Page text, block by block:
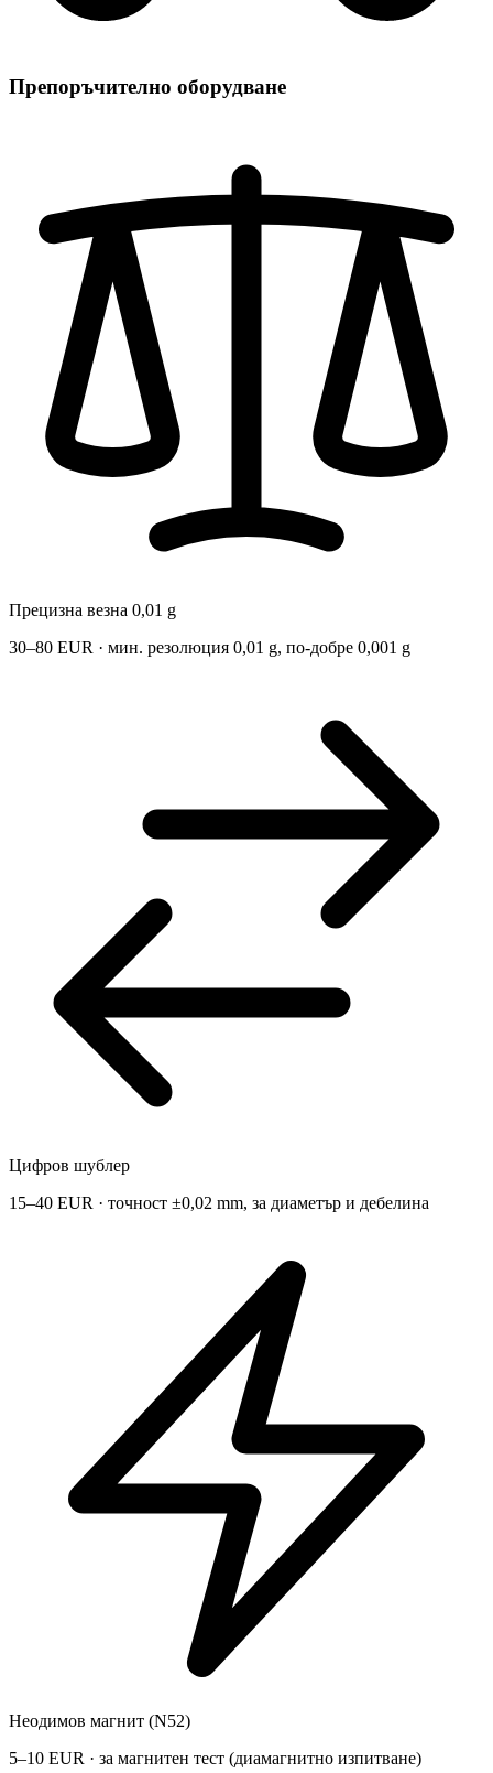
Препоръчително оборудване
Прецизна везна 0,01 g
30–80 EUR · мин. резолюция 0,01 g, по-добре 0,001 g
Цифров шублер
15–40 EUR · точност ±0,02 mm, за диаметър и дебелина
Неодимов магнит (N52)
5–10 EUR · за магнитен тест (диамагнитно изпитване)